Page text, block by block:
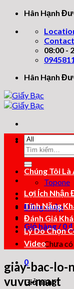
Skip
content
Hân Hạnh
Contact
08:00 -
Hân Hạnh
Tìm
kiếm:
Đăng nhập
Giỏ hàng /0 ₫
Chưa
0
Giỏ hàng
Tìm
kiếm:
Chúng Tôi Là
Topone
Lợi Ích Nhận
Tính Năng
Đánh Giá
Lý Do Chọn
Video
giay-bac-lo-
vuvu-mart